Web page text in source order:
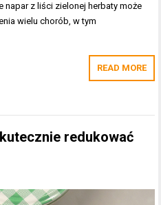
napar z liści zielonej herbaty może
wielu chorób, w tym
READ MORE
redukować